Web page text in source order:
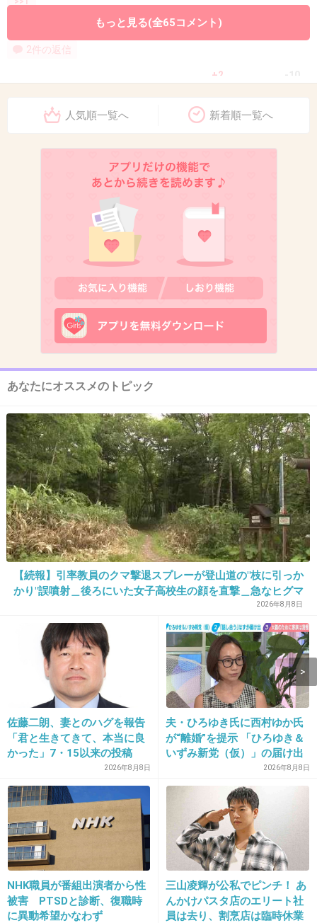
ドタキャンするぐらい急いでたりするんじゃないの？
2件の返信
+2
一人やりそうな人の顔が浮かんだ
その人は初対面でLINEを聞いてきた
他の人には初対面でいきなり重い話をしてきたらしい
距離感がおかしい
+5
2026/06/03(水) 13:28:41
>>1
何回かあるの？初めてされたの？
+2 -0
14. 匿名 2026/06/03(水) 13:28:48
それが嫌ならこっちから誘いを断ればいいよ
+8 -0
15. 匿名 2026/06/03(水) 13:28:52
+7 -0
16. 匿名2026/06/03(水) 13:28:56
いないいないばあ
+0
17. 匿名 2026/06/03(水) 13:29:04
もっと見る(全65コメント)
人気順一覧へ 新着順一覧へ
あなたにオススメのトピック
【続報】引率教員のクマ撃退スプレーが登山道の"枝に引っか
かり"誤噴射＿後ろにいた女子高校生の顔を直撃＿急なヒグマ
出没に備え「安全装置」外した状態で腰に装着＿女子高校生
はトムラウシ山からヘリ搬送され手当
2026年8月8日
佐藤二朗、妻とのハグを報告
「君と生きてきて、本当に良
かった」7・15以来の投稿
「文〇砲より遥かに威力は弱
いが…」
2026年8月8日
夫・ひろゆき氏に西村ゆか氏
が“離婚”を提示 「ひろゆき＆
いずみ新党（仮）」の届け出
を知らされず激怒「信頼関係
が保てない状態で夫婦を続け
るのは無理」
2026年8月8日
NHK職員が番組出演者から性
被害 PTSDと診断、復職時
に異動希望かなわず
三山凌輝が公私でピンチ！ あ
んかけパスタ店のエリート社
員は去り、割烹店は臨時休業